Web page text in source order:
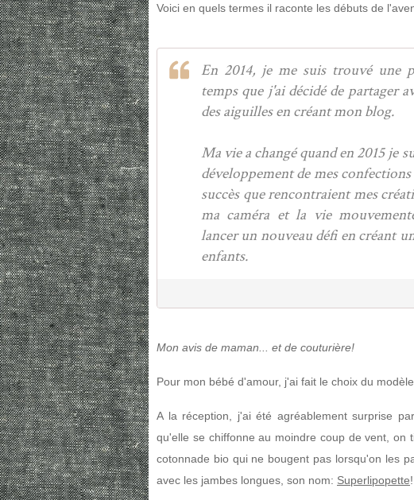
Voici en quels termes il raconte les débuts de
En 2014, je me suis trouvé une
temps que j'ai décidé de partager
des aiguilles en créant mon blog.
Ma vie a changé quand en 2015 je
développement de mes
succès que rencontraient mes
ma caméra et la vie
lancer un nouveau défi en créant
enfants.
Mon avis de maman... et de couturière!
Pour mon bébé d'amour, j'ai fait le choix du modèle
A la réception, j'ai été agréablement surprise
qu'elle se chiffonne au moindre coup de vent, on
cotonnade bio qui ne bougent pas lorsqu'on les
avec les jambes longues, son nom: Superlipopette!